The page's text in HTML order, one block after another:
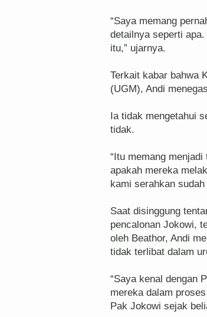
“Saya memang
detailnya seperti
itu,” ujarnya.
Terkait kabar bahwa
(UGM), Andi
Ia tidak mengetahui
tidak.
“Itu memang
apakah mereka
kami serahkan
Saat disinggung
pencalonan Jokowi,
oleh Beathor, Andi
tidak terlibat dalam
“Saya kenal dengan
mereka dalam
Pak Jokowi sejak